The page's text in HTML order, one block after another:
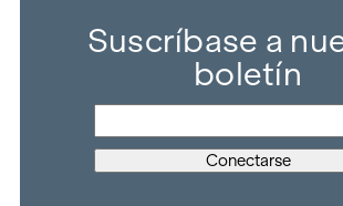
Suscríbase a
boletín